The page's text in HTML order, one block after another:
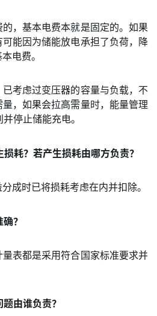
，基本电费本就是固定的。如果
能因为储能放电承担了负荷，降
电费。
考虑过变压器的容量与负载，不
，如果会拉高需量时，能量管理
停止储能充电。
耗？若产生损耗由哪方负责？
成时已将损耗考虑在内并扣除。
？
表都是采用符合国家标准要求并
由谁负责？